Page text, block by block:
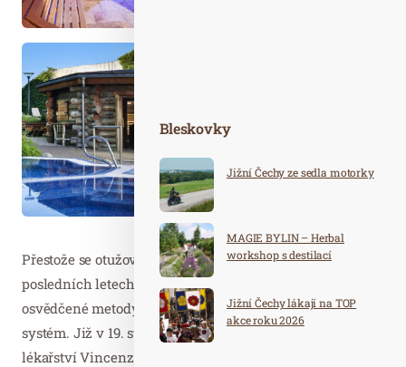
Přestože se otužování stalo hlavním tématem v
posledních letech, historicky se dlouhodobě řadí mezi
osvědčené metody posilující imunitu a kardiovaskulární
systém. Již v 19. století známý zakladatel přírodního
lékařství Vincenz Priessnitz propagoval ozdravné účinky
Bleskovky
Jižní Čechy ze sedla motorky
MAGIE BYLIN – Herbal
workshop s destilací
Jižní Čechy lákají na TOP
akce roku 2026